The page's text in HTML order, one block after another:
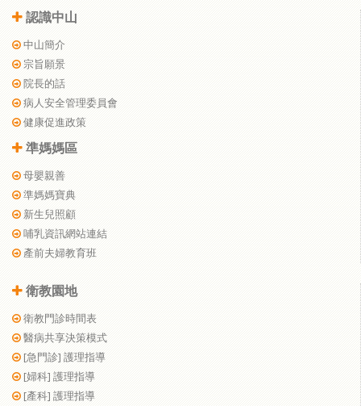
認識中山
中山簡介
宗旨願景
院長的話
病人安全管理委員會
健康促進政策
準媽媽區
母嬰親善
準媽媽寶典
新生兒照顧
哺乳資訊網站連結
產前夫婦教育班
衛教園地
衛教門診時間表
醫病共享決策模式
[急門診] 護理指導
[婦科] 護理指導
[產科] 護理指導